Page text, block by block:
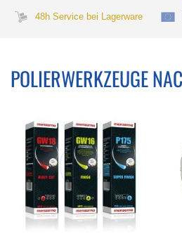
48h Service bei Lagerware
POLIERWERKZEUGE